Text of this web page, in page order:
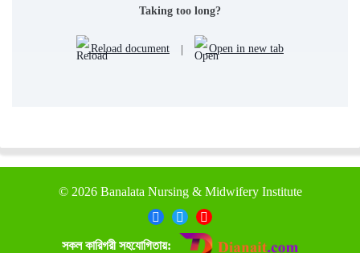
Taking too long?
Reload document | Open in new tab
© 2026 Banalata Nursing & Midwifery Institute
সকল কারিগরী সহযোগিতায়: